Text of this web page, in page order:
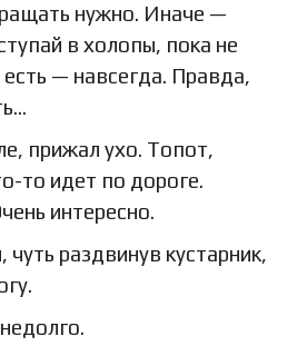
нужно. Иначе —
в холопы, пока не
— навсегда. Правда,
прижал ухо. Топот,
то идет по дороге.
интересно.
раздвинув кустарник,